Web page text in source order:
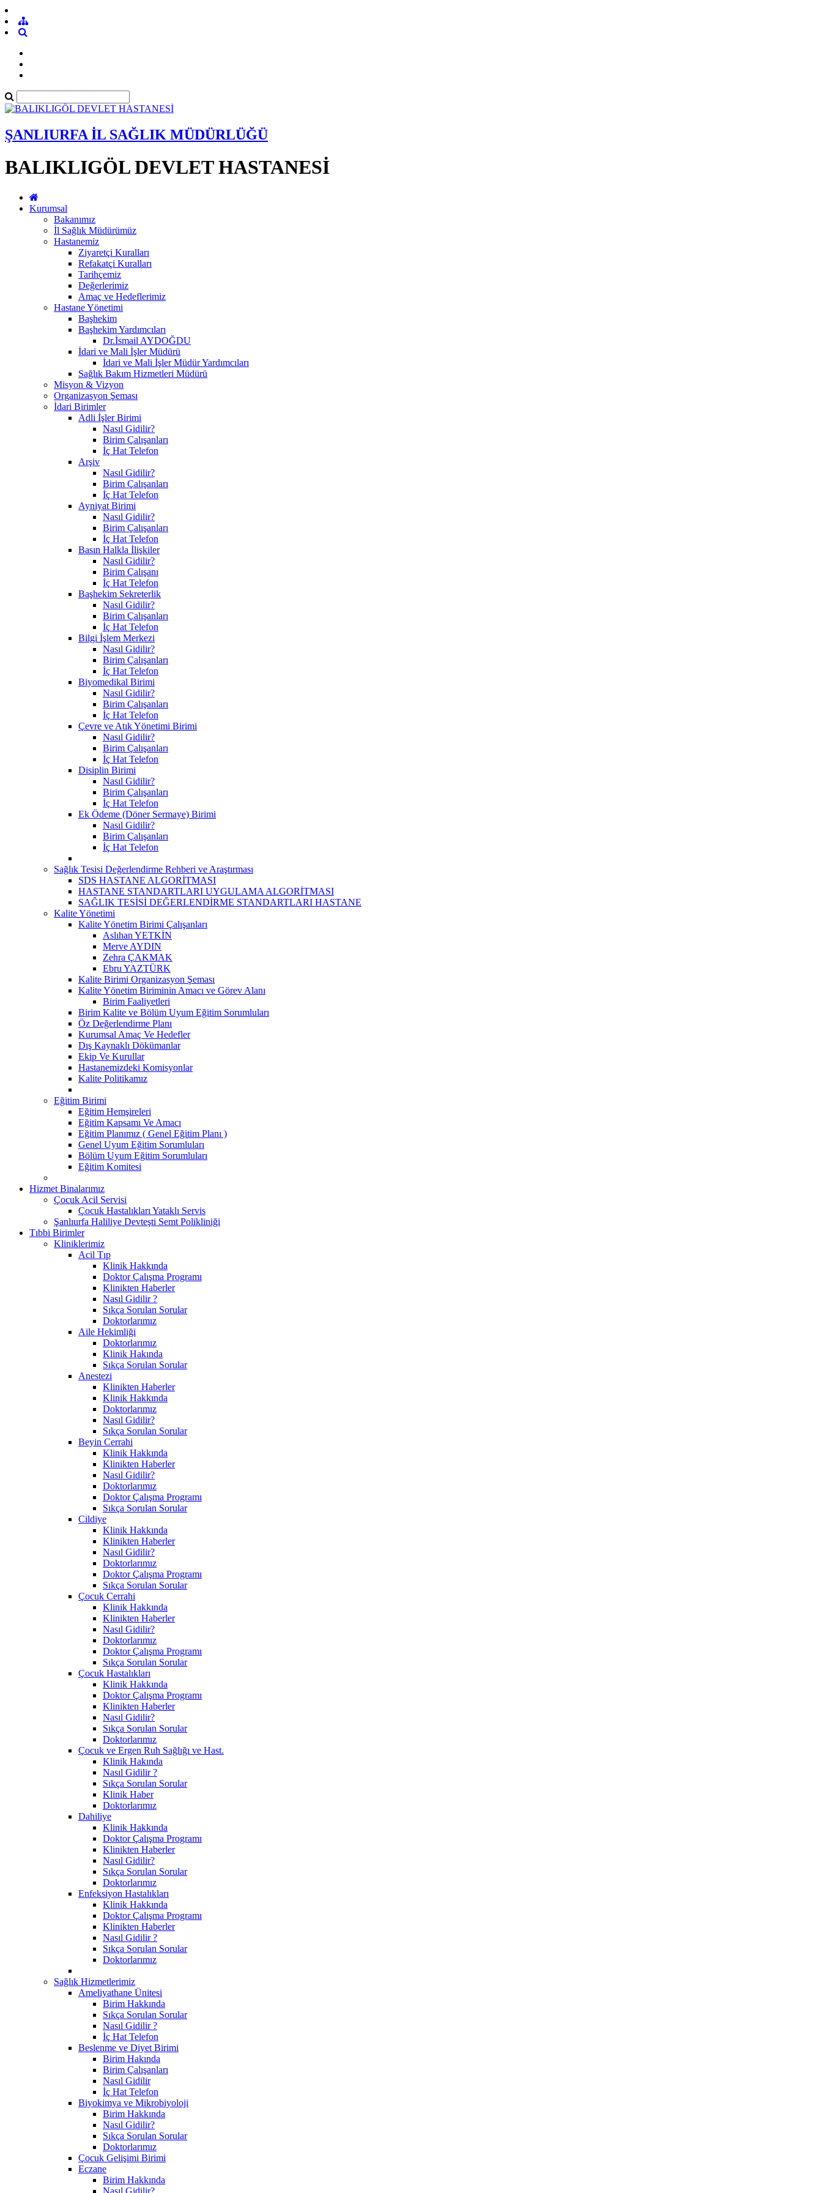
ŞANLIURFA İL SAĞLIK MÜDÜRLÜĞÜ
BALIKLIGÖL DEVLET HASTANESİ
Kurumsal
Bakanımız
İl Sağlık Müdürümüz
Hastanemiz
Ziyaretçi Kuralları
Refakatçi Kuralları
Tarihçemiz
Değerlerimiz
Amaç ve Hedeflerimiz
Hastane Yönetimi
Başhekim
Başhekim Yardımcıları
Dr.İsmail AYDOĞDU
İdari ve Mali İşler Müdürü
İdari ve Mali İşler Müdür Yardımcıları
Sağlık Bakım Hizmetleri Müdürü
Misyon & Vizyon
Organizasyon Şeması
İdari Birimler
Adli İşler Birimi
Nasıl Gidilir?
Birim Çalışanları
İç Hat Telefon
Arşiv
Nasıl Gidilir?
Birim Çalışanları
İç Hat Telefon
Ayniyat Birimi
Nasıl Gidilir?
Birim Çalışanları
İç Hat Telefon
Basın Halkla İlişkiler
Nasıl Gidilir?
Birim Çalışanı
İç Hat Telefon
Başhekim Sekreterlik
Nasıl Gidilir?
Birim Çalışanları
İç Hat Telefon
Bilgi İşlem Merkezi
Nasıl Gidilir?
Birim Çalışanları
İç Hat Telefon
Biyomedikal Birimi
Nasıl Gidilir?
Birim Çalışanları
İç Hat Telefon
Çevre ve Atık Yönetimi Birimi
Nasıl Gidilir?
Birim Çalışanları
İç Hat Telefon
Disiplin Birimi
Nasıl Gidilir?
Birim Çalışanları
İç Hat Telefon
Ek Ödeme (Döner Sermaye) Birimi
Nasıl Gidilir?
Birim Çalışanları
İç Hat Telefon
Sağlık Tesisi Değerlendirme Rehberi ve Araştırması
SDS HASTANE ALGORİTMASI
HASTANE STANDARTLARI UYGULAMA ALGORİTMASI
SAĞLIK TESİSİ DEĞERLENDİRME STANDARTLARI HASTANE
Kalite Yönetimi
Kalite Yönetim Birimi Çalışanları
Aslıhan YETKİN
Merve AYDIN
Zehra ÇAKMAK
Ebru YAZTÜRK
Kalite Birimi Organizasyon Şeması
Kalite Yönetim Biriminin Amacı ve Görev Alanı
Birim Faaliyetleri
Birim Kalite ve Bölüm Uyum Eğitim Sorumluları
Öz Değerlendirme Planı
Kurumsal Amaç Ve Hedefler
Dış Kaynaklı Dökümanlar
Ekip Ve Kurullar
Hastanemizdeki Komisyonlar
Kalite Politikamız
Eğitim Birimi
Eğitim Hemşireleri
Eğitim Kapsamı Ve Amacı
Eğitim Planımız ( Genel Eğitim Planı )
Genel Uyum Eğitim Sorumluları
Bölüm Uyum Eğitim Sorumluları
Eğitim Komitesi
Hizmet Binalarımız
Çocuk Acil Servisi
Çocuk Hastalıkları Yataklı Servis
Şanlıurfa Haliliye Devteşti Semt Polikliniği
Tıbbi Birimler
Kliniklerimiz
Acil Tıp
Klinik Hakkında
Doktor Çalışma Programı
Klinikten Haberler
Nasıl Gidilir ?
Sıkça Sorulan Sorular
Doktorlarımız
Aile Hekimliği
Doktorlarımız
Klinik Hakında
Sıkça Sorulan Sorular
Anestezi
Klinikten Haberler
Klinik Hakkında
Doktorlarımız
Nasıl Gidilir?
Sıkça Sorulan Sorular
Beyin Cerrahi
Klinik Hakkında
Klinikten Haberler
Nasıl Gidilir?
Doktorlarımız
Doktor Çalışma Programı
Sıkça Sorulan Sorular
Cildiye
Klinik Hakkında
Klinikten Haberler
Nasıl Gidilir?
Doktorlarımız
Doktor Çalışma Programı
Sıkça Sorulan Sorular
Çocuk Cerrahi
Klinik Hakkında
Klinikten Haberler
Nasıl Gidilir?
Doktorlarımız
Doktor Çalışma Programı
Sıkça Sorulan Sorular
Çocuk Hastalıkları
Klinik Hakkında
Doktor Çalışma Programı
Klinikten Haberler
Nasıl Gidilir?
Sıkça Sorulan Sorular
Doktorlarımız
Çocuk ve Ergen Ruh Sağlığı ve Hast.
Klinik Hakında
Nasıl Gidilir ?
Sıkça Sorulan Sorular
Klinik Haber
Doktorlarımız
Dahiliye
Klinik Hakkında
Doktor Çalışma Programı
Klinikten Haberler
Nasıl Gidilir?
Sıkça Sorulan Sorular
Doktorlarımız
Enfeksiyon Hastalıkları
Klinik Hakkında
Doktor Çalışma Programı
Klinikten Haberler
Nasıl Gidilir ?
Sıkça Sorulan Sorular
Doktorlarımız
Sağlık Hizmetlerimiz
Ameliyathane Ünitesi
Birim Hakkında
Sıkça Sorulan Sorular
Nasıl Gidilir ?
İç Hat Telefon
Beslenme ve Diyet Birimi
Birim Hakında
Birim Çalışanları
Nasıl Gidilir
İç Hat Telefon
Biyokimya ve Mikrobiyoloji
Birim Hakkında
Nasıl Gidilir?
Sıkça Sorulan Sorular
Doktorlarımız
Çocuk Gelişimi Birimi
Eczane
Birim Hakkında
Nasıl Gidilir?